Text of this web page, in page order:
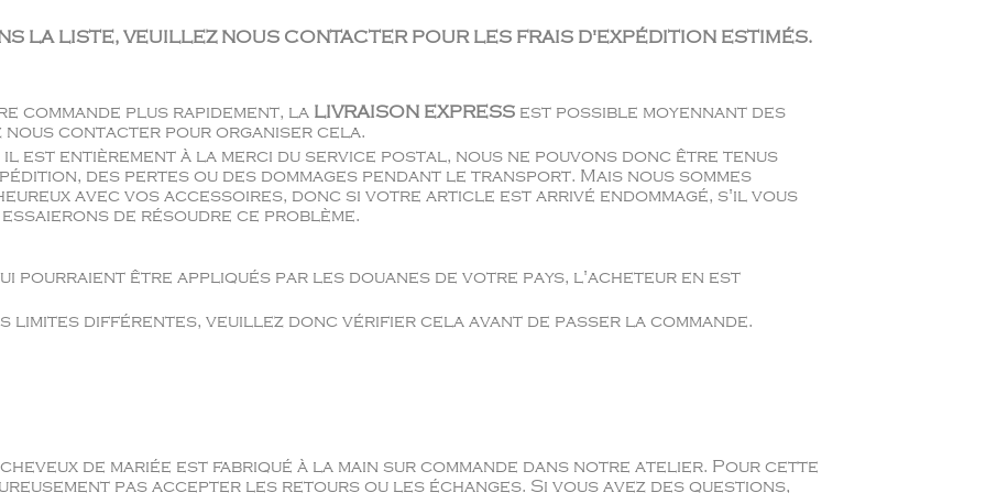
LA LISTE, VEUILLEZ NOUS CONTACTER POUR LES FRAIS D'EXPÉDITION ESTIMÉS.
commande plus rapidement, la LIVRAISON EXPRESS est possible moyennant des
nous contacter pour organiser cela.
il est entièrement à la merci du service postal, nous ne pouvons donc être tenus
des pertes ou des dommages pendant le transport. Mais nous sommes
avec vos accessoires, donc si votre article est arrivé endommagé, s'il vous
de résoudre ce problème.
pourraient être appliqués par les douanes de votre pays, l'acheteur en est
limites différentes, veuillez donc vérifier cela avant de passer la commande.
de mariée est fabriqué à la main sur commande dans notre atelier. Pour cette
pas accepter les retours ou les échanges. Si vous avez des questions,